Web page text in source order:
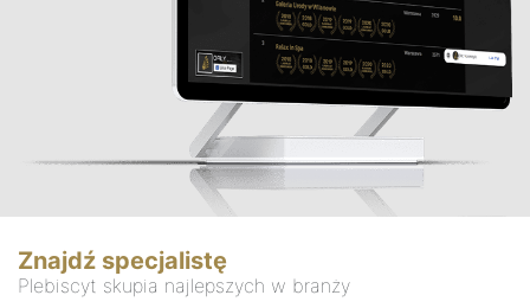
Znajdź specjalistę
Plebiscyt skupia najlepszych w branży